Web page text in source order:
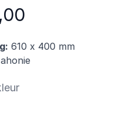
610 x 400 mm